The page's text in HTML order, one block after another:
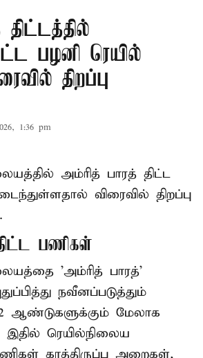
பழனி ரெயில்
திறப்பு
1:36 pm
அம்ரித் பாரத் திட்ட
விரைவில் திறப்பு
பணிகள்
'அம்ரித் பாரத்'
நவீனப்படுத்தும்
ஆண்டுகளுக்கும் மேலாக
இதில் ரெயில்நிலைய
காத்திருப்பு அறைகள்,